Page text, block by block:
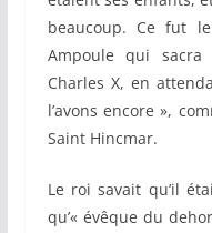
beaucoup. Ce fut
Ampoule qui sacra
Charles X, en
l’avons encore »,
Saint Hincmar.
Le roi savait qu’il
qu’« évêque du